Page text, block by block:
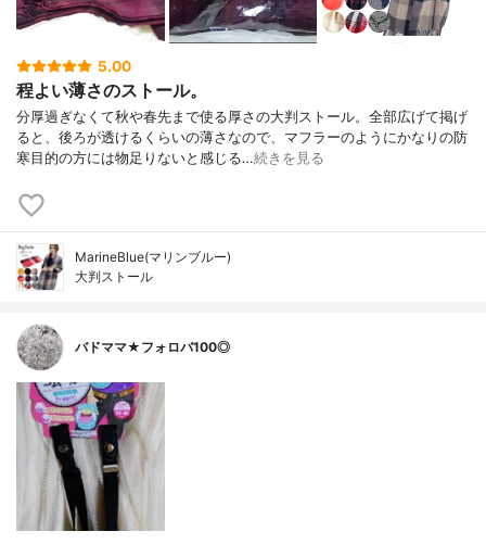
5.00
程よい薄さのストール。
分厚過ぎなくて秋や春先まで使る厚さの大判ストール。全部広げて掲げ
ると、後ろが透けるくらいの薄さなので、マフラーのようにかなりの防
寒目的の方には物足りないと感じる…続きを見る
MarineBlue(マリンブルー)
大判ストール
バドママ★フォロバ100◎